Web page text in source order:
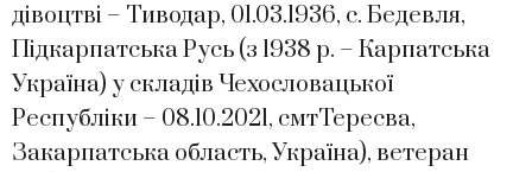
дівоцтві – Тиводар, 01.03.1936, с. Бедевля,
Підкарпатська Русь (з 1938 р. – Карпатська
Україна) у складів Чехословацької
Республіки – 08.10.2021, смтТересва,
Закарпатська область, Україна), ветеран